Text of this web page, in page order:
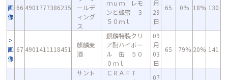
画
像
66 4901777386235
ールデ
ィング
ス
ｍｕｍ レモ
ンと蜂蜜 ３
５０ｍｌ
月
29
日
65 0% 18% 130
画
像
67 4901411118451
麒麟麦
酒
麒麟特製クリ
ア酎ハイボー
ル 缶 ５０
０ｍｌ
09
月
03
日
65 79% 20% 141
サント
ＣＲＡＦＴ
07